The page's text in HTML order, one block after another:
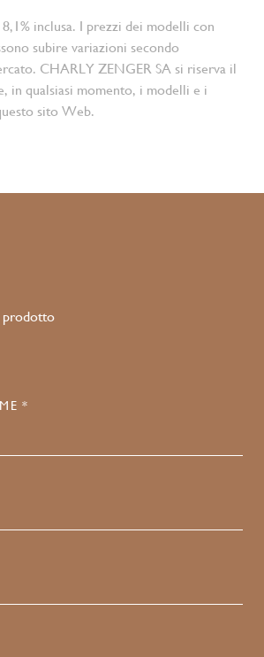
inclusa. I prezzi dei modelli con
subire variazioni secondo
CHARLY ZENGER SA si riserva il
in qualsiasi momento, i modelli e i
sito Web.
prodotto
*